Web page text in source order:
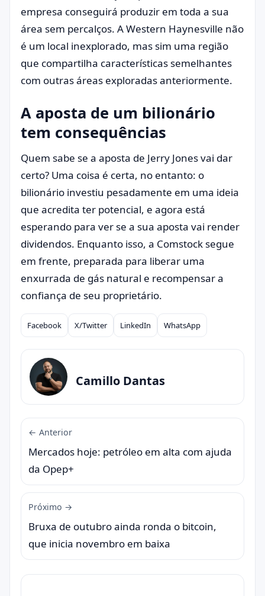
empresa conseguirá produzir em toda a sua
área sem percalços. A Western Haynesville não
é um local inexplorado, mas sim uma região
que compartilha características semelhantes
com outras áreas exploradas anteriormente.
A aposta de um bilionário
tem consequências
Quem sabe se a aposta de Jerry Jones vai dar
certo? Uma coisa é certa, no entanto: o
bilionário investiu pesadamente em uma ideia
que acredita ter potencial, e agora está
esperando para ver se a sua aposta vai render
dividendos. Enquanto isso, a Comstock segue
em frente, preparada para liberar uma
enxurrada de gás natural e recompensar a
confiança de seu proprietário.
Compartilhar
Facebook X/Twitter LinkedIn WhatsApp
Camillo Dantas
← Anterior
Mercados hoje: petróleo em alta com ajuda
da Opep+
Próximo →
Bruxa de outubro ainda ronda o bitcoin,
que inicia novembro em baixa